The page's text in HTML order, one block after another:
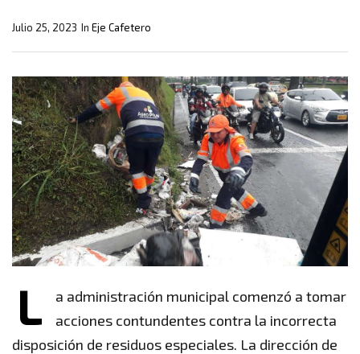
In Eje Cafetero
Julio 25, 2023
L
a administración municipal comenzó a tomar
acciones contundentes contra la incorrecta
disposición de residuos especiales. La dirección de